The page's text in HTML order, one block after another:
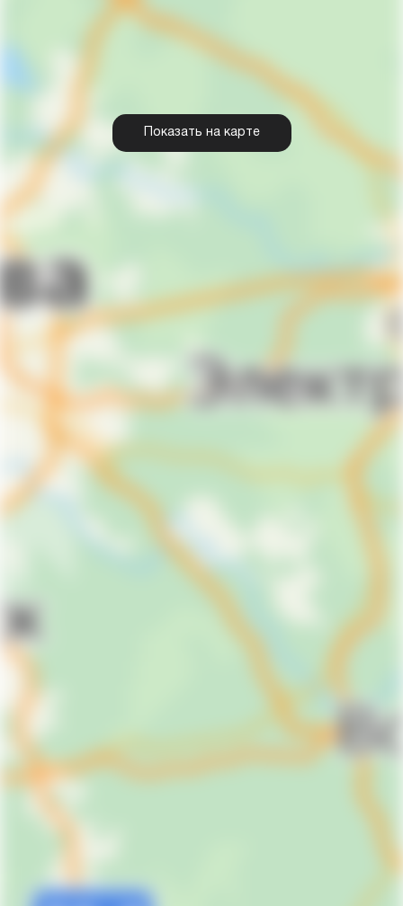
Показать на карте